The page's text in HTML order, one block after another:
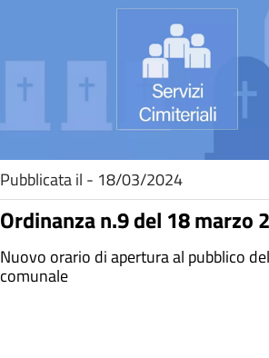
Pubblicata il - 18/03/2024
Ordinanza n.9 del 18 marzo
Nuovo orario di apertura al pubblico
comunale